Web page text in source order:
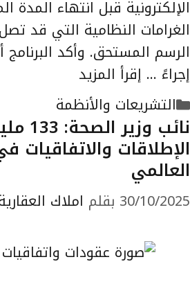
الإلكترونية قبل انتهاء المدة
الغرامات النظامية التي قد
الرسم المستحق. وأكد
إجراءً … إقرأ المزيد
التصنيفات
التشريعات والأنظمة
نائب
الإطلاقات
العالمي
30/10/2025 بقلم املاك